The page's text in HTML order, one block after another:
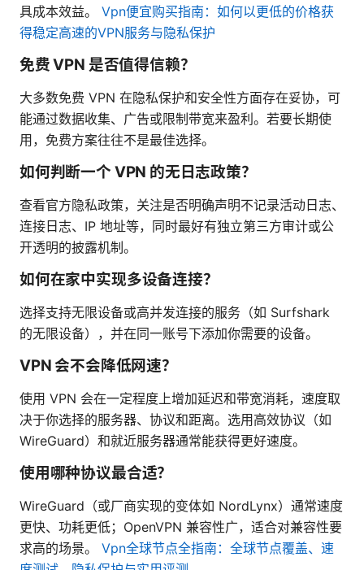
具成本效益。 Vpn便宜购买指南：如何以更低的价格获
得稳定高速的VPN服务与隐私保护
免费 VPN 是否值得信赖？
大多数免费 VPN 在隐私保护和安全性方面存在妥协，可
能通过数据收集、广告或限制带宽来盈利。若要长期使
用，免费方案往往不是最佳选择。
如何判断一个 VPN 的无日志政策？
查看官方隐私政策，关注是否明确声明不记录活动日志、
连接日志、IP 地址等，同时最好有独立第三方审计或公
开透明的披露机制。
如何在家中实现多设备连接？
选择支持无限设备或高并发连接的服务（如 Surfshark
的无限设备），并在同一账号下添加你需要的设备。
VPN 会不会降低网速？
使用 VPN 会在一定程度上增加延迟和带宽消耗，速度取
决于你选择的服务器、协议和距离。选用高效协议（如
WireGuard）和就近服务器通常能获得更好速度。
使用哪种协议最合适？
WireGuard（或厂商实现的变体如 NordLynx）通常速度
更快、功耗更低；OpenVPN 兼容性广，适合对兼容性要
求高的场景。 Vpn全球节点全指南：全球节点覆盖、速